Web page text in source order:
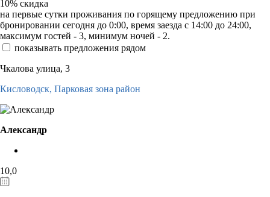
10% скидка
на первые сутки проживания по горящему предложению при
бронировании сегодня до 0:00, время заезда с 14:00 до 24:00,
максимум гостей - 3, минимум ночей - 2.
показывать предложения рядом
Чкалова улица, 3
Кисловодск, Парковая зона район
Александр
10,0